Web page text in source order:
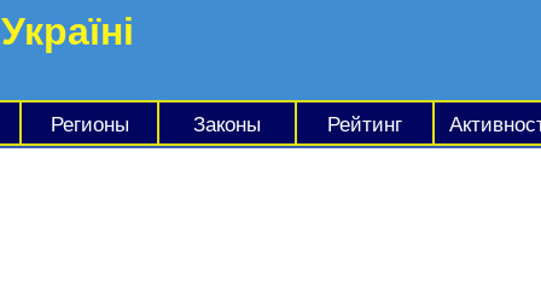
Регионы Законы Рейтинг